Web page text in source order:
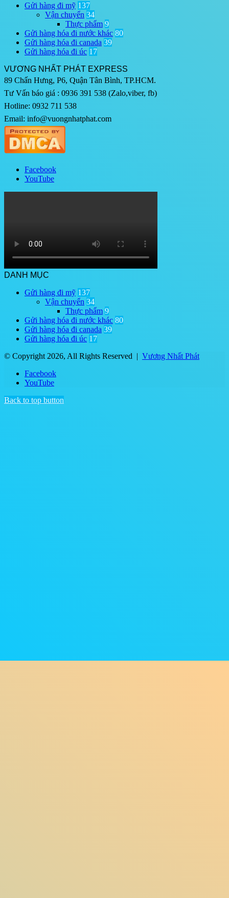
Gửi hàng đi mỹ 137
Vận chuyển 34
Thực phẩm 9
Gửi hàng hóa đi nước khác 80
Gửi hàng hóa đi canada 39
Gửi hàng hóa đi úc 17
VƯƠNG NHẤT PHÁT EXPRESS
89 Chấn Hưng, P6, Quận Tân Bình, TP.HCM.
Tư Vấn báo giá : 0936 391 538 (Zalo,viber, fb)
Hotline: 0932 711 538
Email: info@vuongnhatphat.com
Facebook
YouTube
DANH MỤC
Gửi hàng đi mỹ 137
Vận chuyển 34
Thực phẩm 9
Gửi hàng hóa đi nước khác 80
Gửi hàng hóa đi canada 39
Gửi hàng hóa đi úc 17
© Copyright 2026, All Rights Reserved | Vương Nhất Phát
Facebook
YouTube
Back to top button